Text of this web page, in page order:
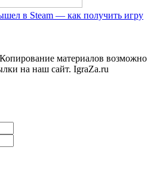
в Steam — как получить игру
материалов возможно
на наш сайт. IgraZa.ru